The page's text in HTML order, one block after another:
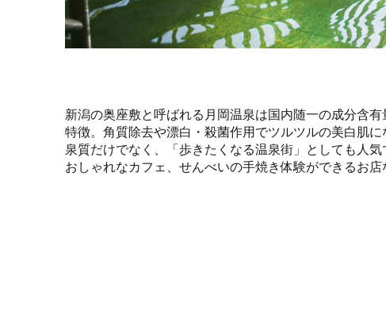
新潟の奥座敷と呼ばれる月岡温泉は国内随一の成分含
特徴。角質除去や漂白・殺菌作用でツルツルの美白肌
泉質だけでなく、「歩きたくなる温泉街」としても人
おしゃれなカフェ、せんべいの手焼き体験ができるお